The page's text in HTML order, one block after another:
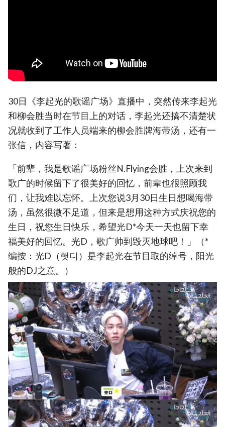
30日《李起光的歌谣广场》直播中，突然传来李起光
和柳会胜当时在节目上的对话，李起光还搞不清楚状
况就收到了工作人员端来的柳会胜牌海带汤，还有一
张信，内容写著：
「前辈，我是歌谣广场粉丝N.Flying会胜，上次来到
歌广的时候留下了很美好的回忆，前辈也很照顾我
们，让我难以忘怀。上次您说3月30日生日想喝海带
汤，虽然很微不足道，但来是想用这种方式庆祝您的
生日，祝您生日快乐，希望光D*今天一天也留下幸
福美好的回忆。光D，歌广帅到毁灭地球吧！」（*
编按：光D（햇디）是李起光在节目取的绰号，阳光
般的DJ之意。）